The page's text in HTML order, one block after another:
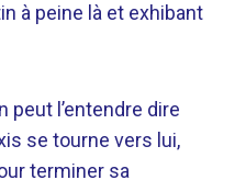
à peine là et exhibant
peut l’entendre dire
se tourne vers lui,
terminer sa